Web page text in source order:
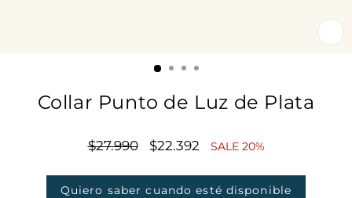
Collar Punto de Luz de Plata
Precio
$27.990
Precio
oferta
$22.392 SALE 20%
Quiero saber cuando esté disponible